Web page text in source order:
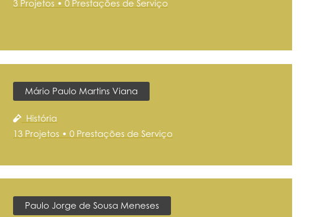
3 Projetos • 0 Prestações de Serviço
Mário Paulo Martins Viana
História
13 Projetos • 0 Prestações de Serviço
Paulo Jorge de Sousa Meneses